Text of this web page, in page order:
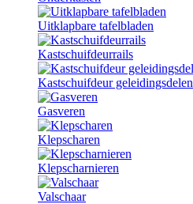
Uitklapbare tafelbladen
Kastschuifdeurrails
Kastschuifdeur geleidingsdelen
Gasveren
Klepscharen
Klepscharnieren
Valschaar